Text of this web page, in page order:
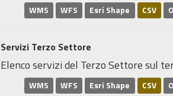
WMS WFS Esri Shape CSV
Servizi Terzo Settore
Elenco servizi del Terzo Settore sul
WMS WFS Esri Shape CSV